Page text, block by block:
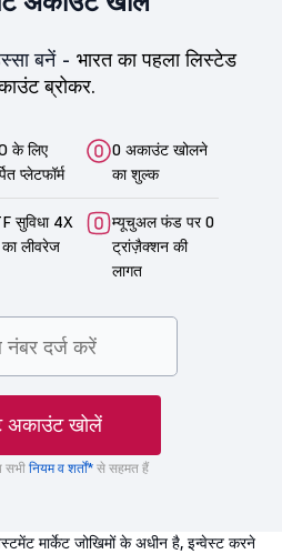
बनें - भारत का पहला लिस्टेड
ब्रोकर.
के लिए
प्लेटफॉर्म
0 अकाउंट खोलने
का शुल्क
सुविधा 4X
लीवरेज
म्यूचुअल फंड पर 0
ट्रांज़ैक्शन की
लागत
अकाउंट खोलें
सभी नियम व शर्तों* से सहमत हैं
मार्केट जोखिमों के अधीन है, इन्वेस्ट करने